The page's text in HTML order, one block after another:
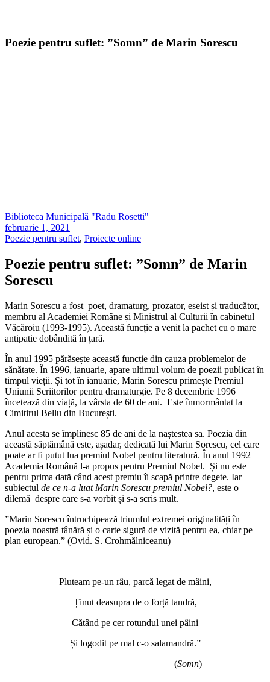
Poezie pentru suflet: ”Somn” de Marin Sorescu
Biblioteca Municipală "Radu Rosetti"
februarie 1, 2021
Poezie pentru suflet, Proiecte online
Poezie pentru suflet: ”Somn” de Marin
Sorescu
Marin Sorescu a fost poet, dramaturg, prozator, eseist și traducător,
membru al Academiei Române și Ministrul al Culturii în cabinetul
Văcăroiu (1993-1995). Această funcție a venit la pachet cu o mare
antipatie dobândită în țară.
În anul 1995 părăsește această funcție din cauza problemelor de
sănătate. În 1996, ianuarie, apare ultimul volum de poezii publicat în
timpul vieții. Și tot în ianuarie, Marin Sorescu primește Premiul
Uniunii Scriitorilor pentru dramaturgie. Pe 8 decembrie 1996
încetează din viață, la vârsta de 60 de ani. Este înmormântat la
Cimitirul Bellu din București.
Anul acesta se împlinesc 85 de ani de la naștestea sa. Poezia din
această săptămână este, așadar, dedicată lui Marin Sorescu, cel care
poate ar fi putut lua premiul Nobel pentru literatură. În anul 1992
Academia Română l-a propus pentru Premiul Nobel. Și nu este
pentru prima dată când acest premiu îi scapă printre degete. Iar
subiectul de ce n-a luat Marin Sorescu premiul Nobel?, este o
dilemă despre care s-a vorbit și s-a scris mult.
”Marin Sorescu întruchipează triumful extremei originalități în
poezia noastră tânără și o carte sigură de vizită pentru ea, chiar pe
plan european.” (Ovid. S. Crohmălniceanu)
Pluteam pe-un râu, parcă legat de mâini,
Ținut deasupra de o forță tandră,
Cătând pe cer rotundul unei pâini
Și logodit pe mal c-o salamandră.”
(Somn)